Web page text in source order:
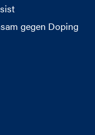
gegen Doping